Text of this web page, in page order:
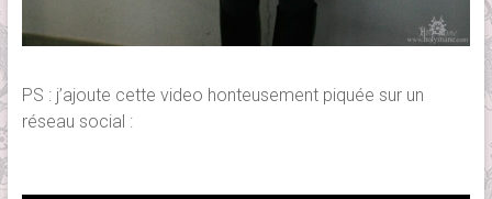
PS : j’ajoute cette video honteusement piquée sur un
réseau social :